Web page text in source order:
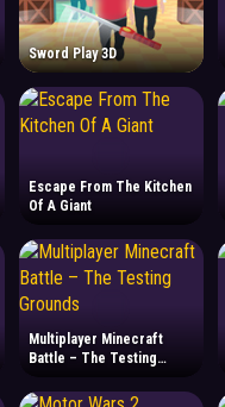
Sword Play 3D
Escape From The Kitchen
Of A Giant
Multiplayer Minecraft
Battle – The Testing